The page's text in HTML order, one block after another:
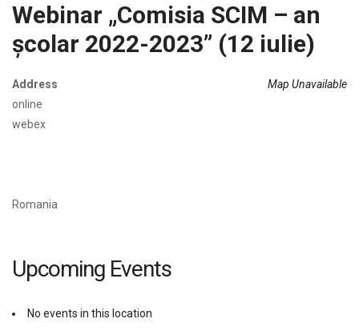
Webinar „Comisia SCIM – an
școlar 2022-2023” (12 iulie)
Map Unavailable
Address
online
webex
Romania
Upcoming Events
No events in this location